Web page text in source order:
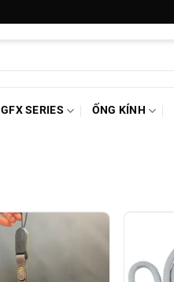
GFX SERIES ỐNG KÍNH